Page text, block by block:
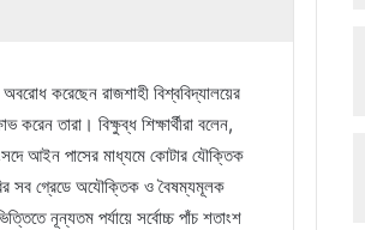
করেছেন রাজশাহী বিশ্ববিদ্যালয়ের
তারা। বিক্ষুব্ধ শিক্ষার্থীরা বলেন,
আইন পাসের মাধ্যমে কোটার যৌক্তিক
সব গ্রেডে অযৌক্তিক ও বৈষম্যমূলক
নূন্যতম পর্যায়ে সর্বোচ্চ পাঁচ শতাংশ